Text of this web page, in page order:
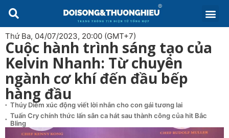
Thứ Ba, 04/07/2023, 20:00 (GMT+7)
Cuộc hành trình sáng tạo của
Kelvin Nhanh: Từ chuyên
ngành cơ khí đến đầu bếp
hàng đầu
Thúy Diễm xúc động viết lời nhắn cho con gái tương lai
Tuấn Cry chính thức lấn sân ca hát sau thành công của hit Bắc
Bling